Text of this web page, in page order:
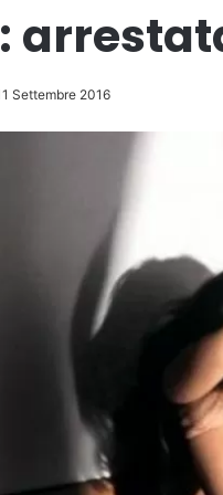
Settembre 2016